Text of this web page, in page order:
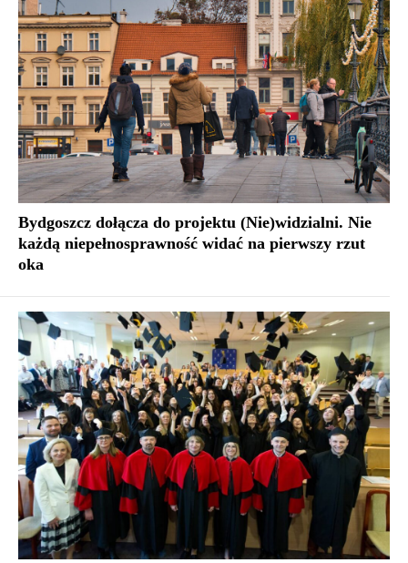
Bydgoszcz dołącza do projektu (Nie)widzialni. Nie
każdą niepełnosprawność widać na pierwszy rzut
oka